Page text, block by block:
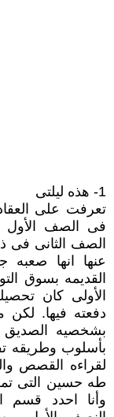
1- هذه ليلتى
تعرفت على
فى الصف الأول
الصف الثانى فى
عنها انها
القديمه بسوق
الأولى كان
دفعته فيها. لكن
بشخصيه
بأسلوب وطريقه
لقراءه القصص
طه حسين التى
وأنا احدد قسم